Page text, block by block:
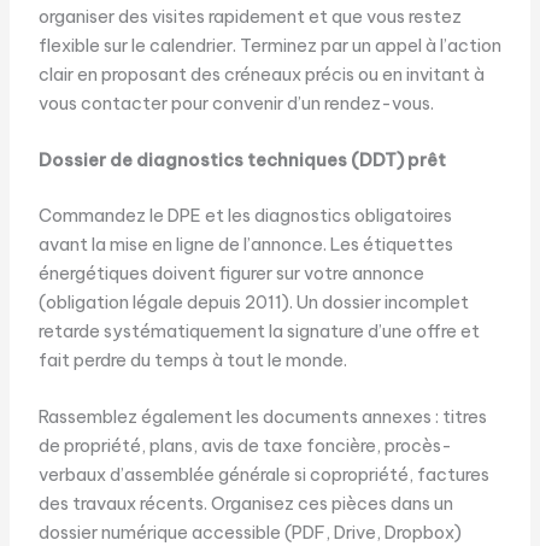
organiser des visites rapidement et que vous restez
flexible sur le calendrier. Terminez par un appel à l’action
clair en proposant des créneaux précis ou en invitant à
vous contacter pour convenir d’un rendez-vous.
Dossier de diagnostics techniques (DDT) prêt
Commandez le DPE et les diagnostics obligatoires
avant la mise en ligne de l’annonce. Les étiquettes
énergétiques doivent figurer sur votre annonce
(obligation légale depuis 2011). Un dossier incomplet
retarde systématiquement la signature d’une offre et
fait perdre du temps à tout le monde.
Rassemblez également les documents annexes : titres
de propriété, plans, avis de taxe foncière, procès-
verbaux d’assemblée générale si copropriété, factures
des travaux récents. Organisez ces pièces dans un
dossier numérique accessible (PDF, Drive, Dropbox)